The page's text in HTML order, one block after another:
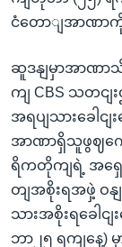
ငံတောျအာဏာကို
ဆူဒနျမှာအာဏာ
ကျ CBS သတငျ
အရပျသားခေါင
အာဏာရှိသူဖွဈကွော
ရိကတိုကျရဲ့ အရှေ့မွ
တျအစိုးရအဖှဲ့ ဝနျ
သားအစိုးရခေါင
ဘာ၂၅ ရကျနေ့)